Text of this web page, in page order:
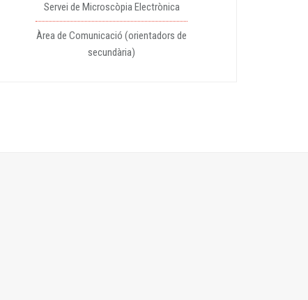
Servei de Microscòpia Electrònica
Àrea de Comunicació (orientadors de
secundària)